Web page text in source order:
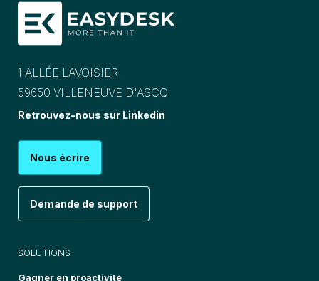
1 ALLÉE LAVOISIER
59650 VILLENEUVE D'ASCQ
Retrouvez-nous sur Linkedin
Nous écrire
Demande de support
SOLUTIONS
Gagner en proactivité